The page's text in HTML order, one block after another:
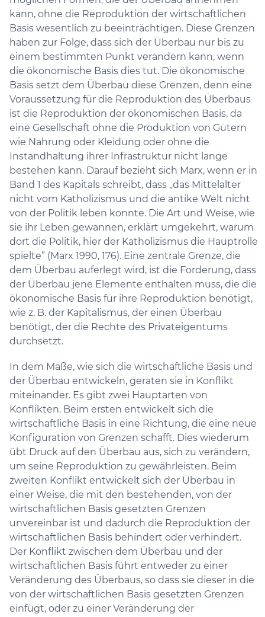
kann, ohne die Reproduktion der wirtschaftlichen
Basis wesentlich zu beeinträchtigen. Diese Grenzen
haben zur Folge, dass sich der Überbau nur bis zu
einem bestimmten Punkt verändern kann, wenn
die ökonomische Basis dies tut. Die ökonomische
Basis setzt dem Überbau diese Grenzen, denn eine
Voraussetzung für die Reproduktion des Überbaus
ist die Reproduktion der ökonomischen Basis, da
eine Gesellschaft ohne die Produktion von Gütern
wie Nahrung oder Kleidung oder ohne die
Instandhaltung ihrer Infrastruktur nicht lange
bestehen kann. Darauf bezieht sich Marx, wenn er in
Band 1 des Kapitals schreibt, dass „das Mittelalter
nicht vom Katholizismus und die antike Welt nicht
von der Politik leben konnte. Die Art und Weise, wie
sie ihr Leben gewannen, erklärt umgekehrt, warum
dort die Politik, hier der Katholizismus die Hauptrolle
spielte” (Marx 1990, 176). Eine zentrale Grenze, die
dem Überbau auferlegt wird, ist die Forderung, dass
der Überbau jene Elemente enthalten muss, die die
ökonomische Basis für ihre Reproduktion benötigt,
wie z. B. der Kapitalismus, der einen Überbau
benötigt, der die Rechte des Privateigentums
durchsetzt.
In dem Maße, wie sich die wirtschaftliche Basis und
der Überbau entwickeln, geraten sie in Konflikt
miteinander. Es gibt zwei Hauptarten von
Konflikten. Beim ersten entwickelt sich die
wirtschaftliche Basis in eine Richtung, die eine neue
Konfiguration von Grenzen schafft. Dies wiederum
übt Druck auf den Überbau aus, sich zu verändern,
um seine Reproduktion zu gewährleisten. Beim
zweiten Konflikt entwickelt sich der Überbau in
einer Weise, die mit den bestehenden, von der
wirtschaftlichen Basis gesetzten Grenzen
unvereinbar ist und dadurch die Reproduktion der
wirtschaftlichen Basis behindert oder verhindert.
Der Konflikt zwischen dem Überbau und der
wirtschaftlichen Basis führt entweder zu einer
Veränderung des Überbaus, so dass sie dieser in die
von der wirtschaftlichen Basis gesetzten Grenzen
einfügt, oder zu einer Veränderung der